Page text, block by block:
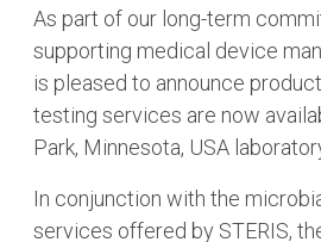
As part of our long-term
supporting medical device
is pleased to announce
testing services are now
Park, Minnesota, USA
In conjunction with the
services offered by STERIS,